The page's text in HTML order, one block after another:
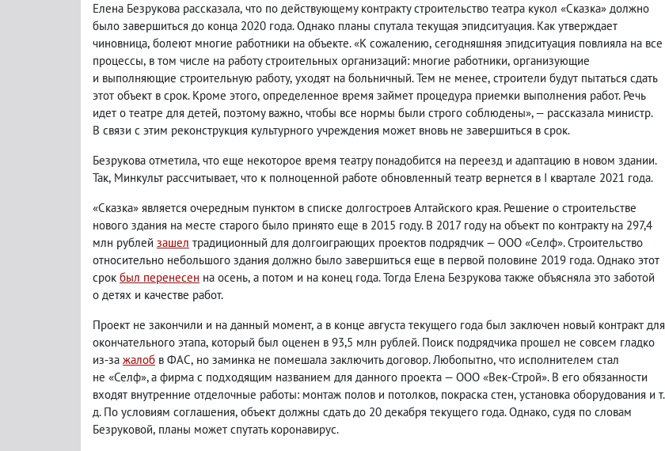
Елена Безрукова рассказала, что по действующему контракту строительство театра кукол «Сказка» должно
было завершиться до конца 2020 года. Однако планы спутала текущая эпидситуация. Как утверждает
чиновница, болеют многие работники на объекте. «К сожалению, сегодняшняя эпидситуация повлияла на все
процессы, в том числе на работу строительных организаций: многие работники, организующие
и выполняющие строительную работу, уходят на больничный. Тем не менее, строители будут пытаться сдать
этот объект в срок. Кроме этого, определенное время займет процедура приемки выполнения работ. Речь
идет о театре для детей, поэтому важно, чтобы все нормы были строго соблюдены», — рассказала министр.
В связи с этим реконструкция культурного учреждения может вновь не завершиться в срок.
Безрукова отметила, что еще некоторое время театру понадобится на переезд и адаптацию в новом здании.
Так, Минкульт рассчитывает, что к полноценной работе обновленный театр вернется в I квартале 2021 года.
«Сказка» является очередным пунктом в списке долгостроев Алтайского края. Решение о строительстве
нового здания на месте старого было принято еще в 2015 году. В 2017 году на объект по контракту на 297,4
млн рублей зашел традиционный для долгоиграющих проектов подрядчик — ООО «Селф». Строительство
относительно небольшого здания должно было завершиться еще в первой половине 2019 года. Однако этот
срок был перенесен на осень, а потом и на конец года. Тогда Елена Безрукова также объясняла это заботой
о детях и качестве работ.
Проект не закончили и на данный момент, а в конце августа текущего года был заключен новый контракт для
окончательного этапа, который был оценен в 93,5 млн рублей. Поиск подрядчика прошел не совсем гладко
из-за жалоб в ФАС, но заминка не помешала заключить договор. Любопытно, что исполнителем стал
не «Селф», а фирма с подходящим названием для данного проекта — ООО «Век-Строй». В его обязанности
входят внутренние отделочные работы: монтаж полов и потолков, покраска стен, установка оборудования и т.
д. По условиям соглашения, объект должны сдать до 20 декабря текущего года. Однако, судя по словам
Безруковой, планы может спутать коронавирус.